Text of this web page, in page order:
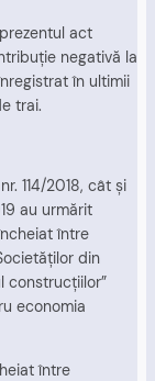
act
negativă la
în ultimii
trai.
114/2018, cât şi
au urmărit
între
din
construcţiilor”
economia
între